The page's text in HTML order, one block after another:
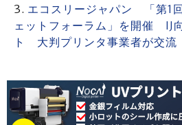
エコスリージャパン 「第1
ェットフォーラム」を開催 IJ
ト 大判プリンタ事業者が交流